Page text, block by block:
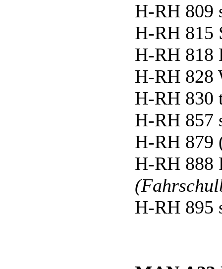
H-RH 809
H-RH 815
H-RH 818
H-RH 828
H-RH 830
H-RH 857
H-RH 879
H-RH 888
H-RH 895